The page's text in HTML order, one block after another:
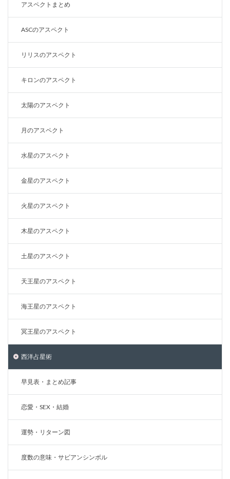
アスペクトまとめ
ASCのアスペクト
リリスのアスペクト
キロンのアスペクト
太陽のアスペクト
月のアスペクト
水星のアスペクト
金星のアスペクト
火星のアスペクト
木星のアスペクト
土星のアスペクト
天王星のアスペクト
海王星のアスペクト
冥王星のアスペクト
西洋占星術
早見表・まとめ記事
恋愛・SEX・結婚
運勢・リターン図
度数の意味・サビアンシンボル